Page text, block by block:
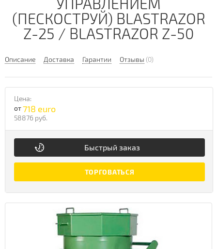
(ПЕСКОСТРУЙ) BLASTRAZOR
Z-25 / BLASTRAZOR Z-50
Описание Доставка Гарантии Отзывы (0)
Цена:
от718 euro
58876 руб.
Быстрый заказ
ТОРГОВАТЬСЯ